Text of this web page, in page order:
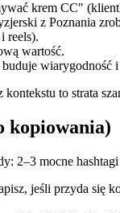
krem CC"
z Poznania
reels).
wartość.
wiarygodność i
to strata
kopiowania)
2–3 mocne
jeśli przyda się